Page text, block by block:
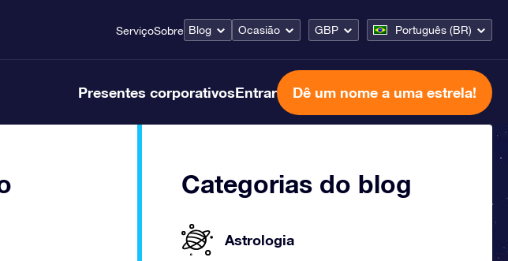
ServiçoSobre Blog Ocasião GBP Português (BR)
Presentes corporativosEntrar Dê um nome a uma estrela!
Categorias do blog
Astrologia